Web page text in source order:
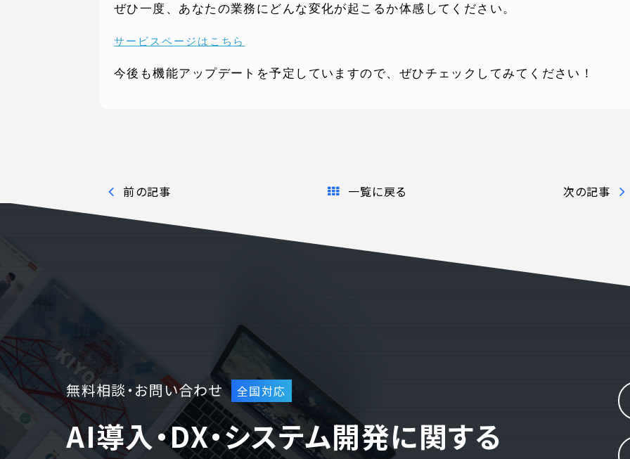
WEBでお問い合わせ
ぜひ一度、あなたの業務にどんな変化が起こるか体感してください。
サービスページはこちら
今後も機能アップデートを予定していますので、ぜひチェックしてみてください！
前の記事 一覧に戻る 次の記事
無料相談・お問い合わせ
AI導入・DX・システム開発に関する